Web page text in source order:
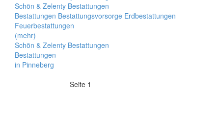
Schön & Zelenty Bestattungen
Bestattungen Bestattungsvorsorge Erdbestattungen
Feuerbestattungen
(mehr)
Schön & Zelenty Bestattungen
Bestattungen
in Pinneberg
Seite 1